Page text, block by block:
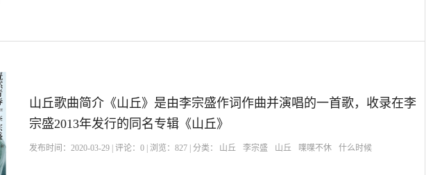
山丘歌曲简介《山丘》是由李宗盛作词作曲并演唱的一首歌，收录在李
宗盛2013年发行的同名专辑《山丘》
发布时间：2020-03-29 | 评论：0 | 浏览：827 | 分类： 山丘 李宗盛 山丘 喋喋不休 什么时候